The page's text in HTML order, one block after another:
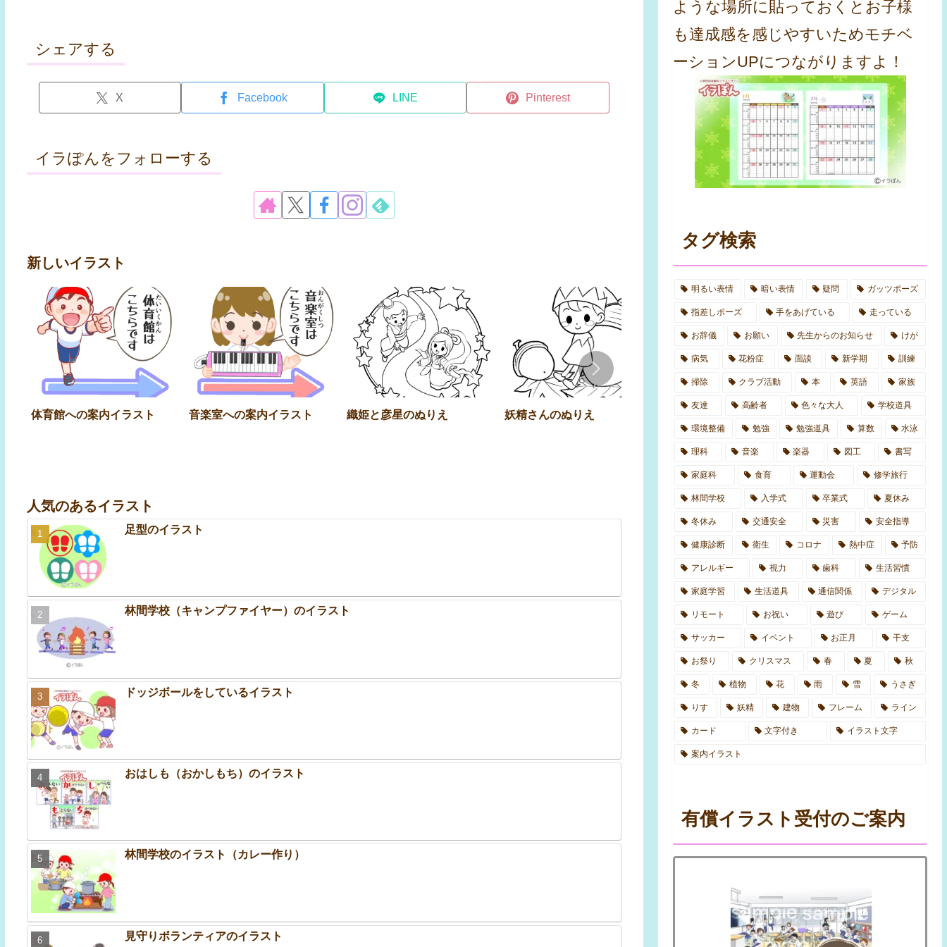
シェアする
X Facebook LINE Pinterest
イラぽんをフォローする
新しいイラスト
体育館への案内イラスト 音楽室への案内イラスト 織姫と彦星のぬりえ 妖精さんのぬりえ
図書室への案内イラスト
人気のあるイラスト
足型のイラスト
林間学校（キャンプファイヤー）のイラスト
ドッジボールをしているイラスト
おはしも（おかしもち）のイラスト
林間学校のイラスト（カレー作り）
見守りボランティアのイラスト
ような場所に貼っておくとお子様
も達成感を感じやすいためモチベ
ーションUPにつながりますよ！
タグ検索
明るい表情 暗い表情 疑問 ガッツポーズ
指差しポーズ 手をあげている 走っている
お辞儀 お願い 先生からのお知らせ けが
病気 花粉症 面談 新学期 訓練
掃除 クラブ活動 本 英語 家族
友達 高齢者 色々な大人 学校道具
環境整備 勉強 勉強道具 算数 水泳
理科 音楽 楽器 図工 書写
家庭科 食育 運動会 修学旅行
林間学校 入学式 卒業式 夏休み
冬休み 交通安全 災害 安全指導
健康診断 衛生 コロナ 熱中症 予防
アレルギー 視力 歯科 生活習慣
家庭学習 生活道具 通信関係 デジタル
リモート お祝い 遊び ゲーム
サッカー イベント お正月 干支
お祭り クリスマス 春 夏 秋
冬 植物 花 雨 雪 うさぎ
りす 妖精 建物 フレーム ライン
カード 文字付き イラスト文字
案内イラスト
有償イラスト受付のご案内